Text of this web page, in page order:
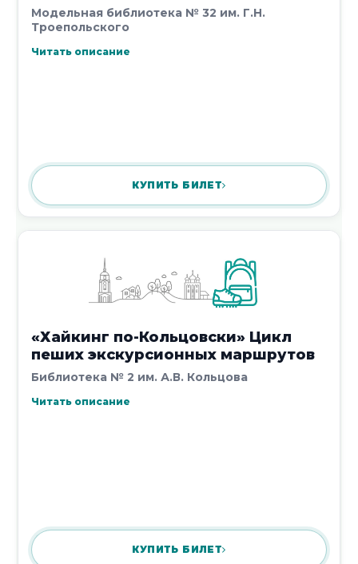
17 июля 2026
День рождения Чебурашки
17 июля 2026
Кинопоказ «История дельфина»
17 июля 2026
16 июля 2026
Модельная библиотека № 32 им. Г.Н.
Троепольского
Читать описание
КУПИТЬ БИЛЕТ
«Хайкинг по-Кольцовски» Цикл
пеших экскурсионных маршрутов
Библиотека № 2 им. А.В. Кольцова
Читать описание
КУПИТЬ БИЛЕТ